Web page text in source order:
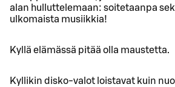
alan hulluttelemaan: soitetaanpa
ulkomaista musiikkia!
Kyllä elämässä pitää olla maustetta.
Kyllikin disko-valot loistavat kuin